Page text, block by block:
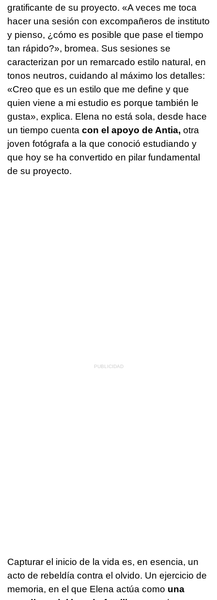
gratificante de su proyecto. «A veces me toca
hacer una sesión con excompañeros de instituto
y pienso, ¿cómo es posible que pase el tiempo
tan rápido?», bromea. Sus sesiones se
caracterizan por un remarcado estilo natural, en
tonos neutros, cuidando al máximo los detalles:
«Creo que es un estilo que me define y que
quien viene a mi estudio es porque también le
gusta», explica. Elena no está sola, desde hace
un tiempo cuenta con el apoyo de Antia, otra
joven fotógrafa a la que conoció estudiando y
que hoy se ha convertido en pilar fundamental
de su proyecto.
Capturar el inicio de la vida es, en esencia, un
acto de rebeldía contra el olvido. Un ejercicio de
memoria, en el que Elena actúa como una